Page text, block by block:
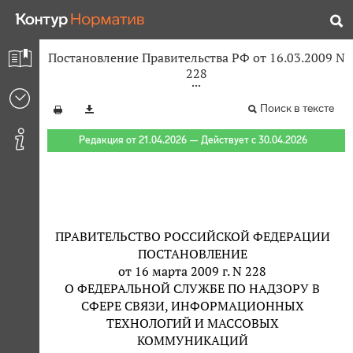
Постановление Правительства РФ от 16.03.2009 N
228
Поиск в тексте
Редакция от 21.04.2026 — Действует с 30.04.2026
ПРАВИТЕЛЬСТВО РОССИЙСКОЙ ФЕДЕРАЦИИ
ПОСТАНОВЛЕНИЕ
от 16 марта 2009 г. N 228
О ФЕДЕРАЛЬНОЙ СЛУЖБЕ ПО НАДЗОРУ В
СФЕРЕ СВЯЗИ, ИНФОРМАЦИОННЫХ
ТЕХНОЛОГИЙ И МАССОВЫХ
КОММУНИКАЦИЙ